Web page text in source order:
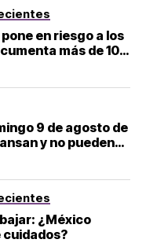
en riesgo a los
más de 100
9 de agosto de
y no pueden
de México; estos
¿México